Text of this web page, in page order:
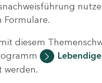
Formulare.
diesem
werden.